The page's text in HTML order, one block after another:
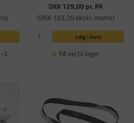
3
DKK 129,00pr. PK
(DKK 103,20 ekskl. moms)
Læg i kurv
På vej til lager